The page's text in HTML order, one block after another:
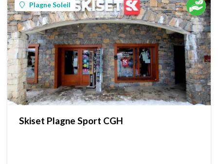
Plagne Soleil
Skiset Plagne Sport CGH